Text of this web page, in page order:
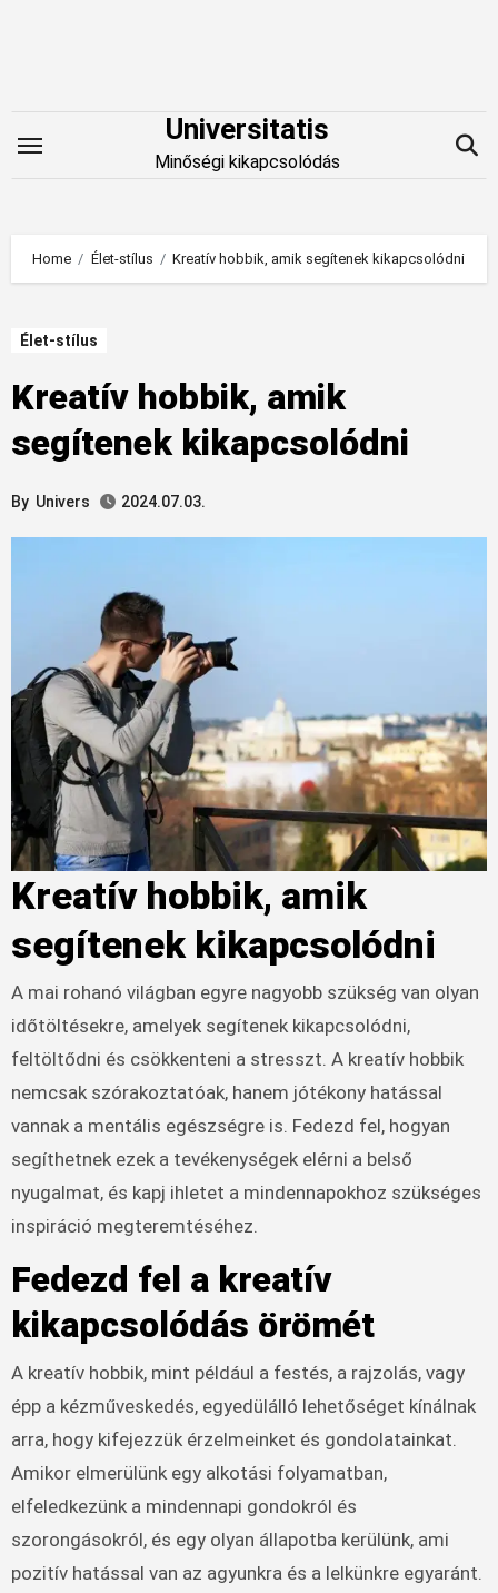
Universitatis
Minőségi kikapcsolódás
Home Élet-stílus Kreatív hobbik, amik segítenek kikapcsolódni
Élet-stílus
Kreatív hobbik, amik
segítenek kikapcsolódni
By Univers 2024.07.03.
Kreatív hobbik, amik
segítenek kikapcsolódni
A mai rohanó világban egyre nagyobb szükség van olyan
időtöltésekre, amelyek segítenek kikapcsolódni,
feltöltődni és csökkenteni a stresszt. A kreatív hobbik
nemcsak szórakoztatóak, hanem jótékony hatással
vannak a mentális egészségre is. Fedezd fel, hogyan
segíthetnek ezek a tevékenységek elérni a belső
nyugalmat, és kapj ihletet a mindennapokhoz szükséges
inspiráció megteremtéséhez.
Fedezd fel a kreatív
kikapcsolódás örömét
A kreatív hobbik, mint például a festés, a rajzolás, vagy
épp a kézműveskedés, egyedülálló lehetőséget kínálnak
arra, hogy kifejezzük érzelmeinket és gondolatainkat.
Amikor elmerülünk egy alkotási folyamatban,
elfeledkezünk a mindennapi gondokról és
szorongásokról, és egy olyan állapotba kerülünk, ami
pozitív hatással van az agyunkra és a lelkünkre egyaránt.